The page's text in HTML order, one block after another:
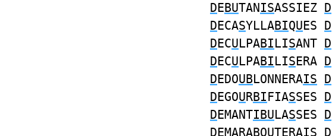
DEBUTANISASSIEZ D
DECASYLLABIQUES D
DECULPABILISANT D
DECULPABILISERA D
DEDOUBLONNERAIS D
DEGOURBIFIASSES D
DEMANTIBULASSES D
DEMARABOUTERAIS D